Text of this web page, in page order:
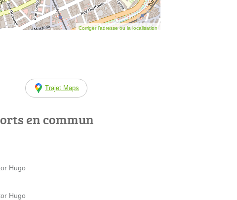
Corriger l’adresse ou la localisation
Trajet Maps
en commun
Hugo
Hugo